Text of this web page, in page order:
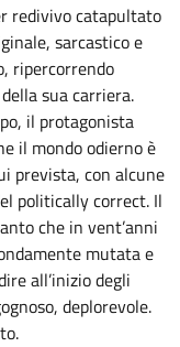
redivivo catapultato
sarcastico e
ripercorrendo
sua carriera.
il protagonista
il mondo odierno è
prevista, con alcune
politically correct. Il
che in vent’anni
mutata e
all’inizio degli
deplorevole.